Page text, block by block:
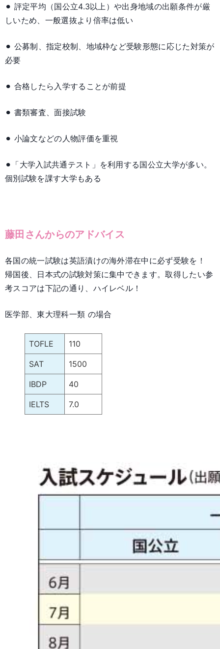
⚫︎ 評定平均（国公立4.3以上）や出身地域の出願条件が厳
しいため、一般選抜より倍率は低い
⚫︎ 公募制、指定校制、地域枠など受験形態に応じた対策が
必要
⚫︎ 合格したら入学することが前提
⚫︎ 書類審査、面接試験
⚫︎ 小論文などの人物評価を重視
⚫︎「大学入試共通テスト」を利用する国公立大学が多い。
個別試験を課す大学もある
藤田さんからのアドバイス
各国の統一試験は英語漬けの海外滞在中に必ず受験を！
帰国後、日本式の試験対策に集中できます。取得したい参
考スコアは下記の通り、ハイレベル！
医学部、東大理科一類 の場合
TOFLE 110
SAT 1500
IBDP 40
IELTS 7.0